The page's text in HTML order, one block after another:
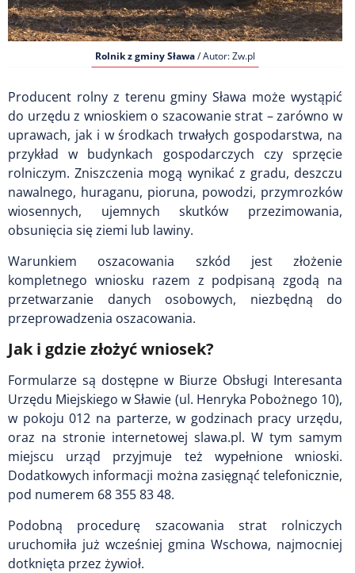
Rolnik z gminy Sława/ Autor: Zw.pl
Producent rolny z terenu gminy Sława może wystąpić
do urzędu z wnioskiem o szacowanie strat – zarówno w
uprawach, jak i w środkach trwałych gospodarstwa, na
przykład w budynkach gospodarczych czy sprzęcie
rolniczym. Zniszczenia mogą wynikać z gradu, deszczu
nawalnego, huraganu, pioruna, powodzi, przymrozków
wiosennych, ujemnych skutków przezimowania,
obsunięcia się ziemi lub lawiny.
Warunkiem oszacowania szkód jest złożenie
kompletnego wniosku razem z podpisaną zgodą na
przetwarzanie danych osobowych, niezbędną do
przeprowadzenia oszacowania.
Jak i gdzie złożyć wniosek?
Formularze są dostępne w Biurze Obsługi Interesanta
Urzędu Miejskiego w Sławie (ul. Henryka Pobożnego 10),
w pokoju 012 na parterze, w godzinach pracy urzędu,
oraz na stronie internetowej slawa.pl. W tym samym
miejscu urząd przyjmuje też wypełnione wnioski.
Dodatkowych informacji można zasięgnąć telefonicznie,
pod numerem 68 355 83 48.
Podobną procedurę szacowania strat rolniczych
uruchomiła już wcześniej gmina Wschowa, najmocniej
dotknięta przez żywioł.